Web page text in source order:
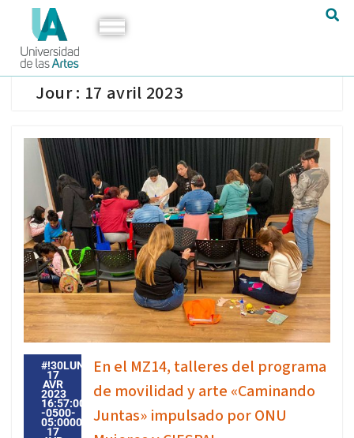
Jour : 17 avril 2023
#!30LUN,
17
AVR
2023
16:57:00
-0500-
05:000030#30LUN,
17
En el MZ14, talleres del programa
de movilidad y arte «Caminando
Juntas» impulsado por ONU